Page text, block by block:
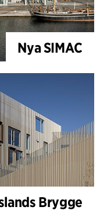
Nya SIMAC
Brygge